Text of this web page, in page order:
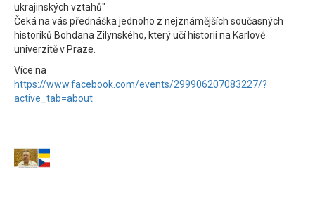
ukrajinských vztahů"
Čeká na vás přednáška jednoho z nejznámějších současných
historiků Bohdana Zilynského, který učí historii na Karlově
univerzitě v Praze.
Více na
https://www.facebook.com/events/299906207083227/?
active_tab=about